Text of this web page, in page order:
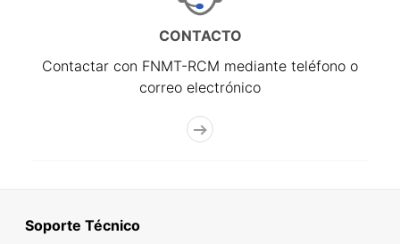
CONTACTO
Contactar con FNMT-RCM mediante teléfono o
correo electrónico
Soporte Técnico